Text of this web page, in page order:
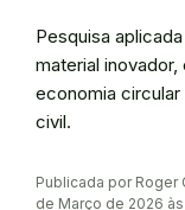
Pesquisa
material
economia
civil.
Publicada por
de Março de 2026